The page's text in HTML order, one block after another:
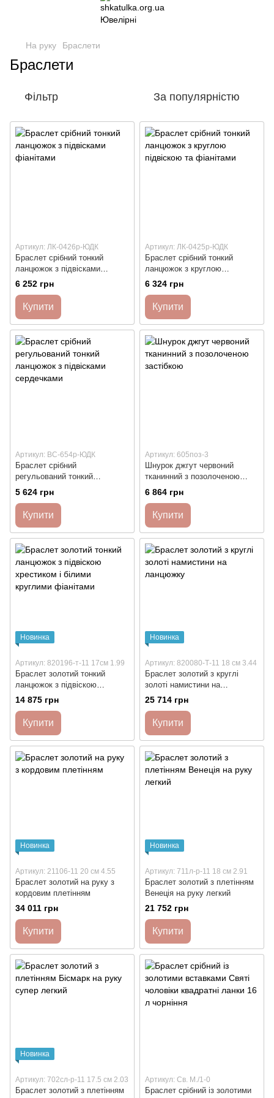
На руку Браслети
Браслети
Фільтр За популярністю
Артикул: ЛК-0426р-ЮДК
Браслет срібний тонкий
ланцюжок з підвісками
фіанітами
6 252 грн
Купити
Артикул: ЛК-0425р-ЮДК
Браслет срібний тонкий
ланцюжок з круглою
підвіскою та фіанітами
6 324 грн
Купити
Артикул: ВС-654р-ЮДК
Браслет срібний
регульований тонкий
ланцюжок з підвісками
сердечками
5 624 грн
Купити
Артикул: 605поз-3
Шнурок джгут червоний
тканинний з позолоченою
застібкою
6 864 грн
Купити
Новинка
Артикул: 820196-т-11 17см 1.99
Браслет золотий тонкий
ланцюжок з підвіскою
хрестиком і білими круглими
фіанітами
14 875 грн
Купити
Новинка
Артикул: 820080-Т-11 18 см 3.44
Браслет золотий з круглі
золоті намистини на
ланцюжку
25 714 грн
Купити
Новинка
Артикул: 21106-11 20 см 4.55
Браслет золотий на руку з
кордовим плетінням
34 011 грн
Купити
Новинка
Артикул: 711л-р-11 18 см 2.91
Браслет золотий з плетінням
Венеція на руку легкий
21 752 грн
Купити
Новинка
Артикул: 702сл-р-11 17.5 см 2.03
Браслет золотий з плетінням
Артикул: Св. М./1-0
Браслет срібний із золотими